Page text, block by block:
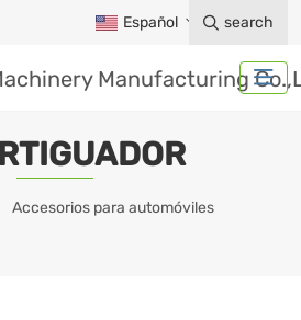
Español search
Accesorios para automóviles